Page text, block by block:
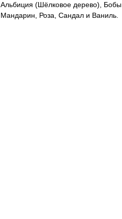
Альбиция (Шёлковое дерево), Бобы
Мандарин, Роза, Сандал и Ваниль.